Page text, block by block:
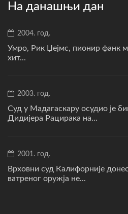
На данашњи дан
2004. год.
Умро, Рик Џејмс, пионир фанк
хит...
2003. год.
Суд у Мадагаскару осудио је
Дидијера Рацирака на...
2001. год.
Врховни суд Калифорније
ватреног оружја не...